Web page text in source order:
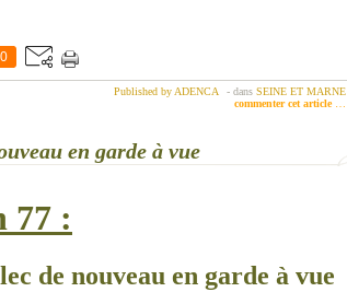
0
Published by ADENCA - dans SEINE ET MARNE
commenter cet article …
en garde à vue
77 :
de nouveau en garde à vue